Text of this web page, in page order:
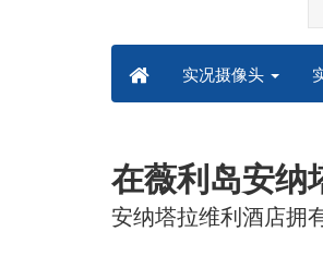
实况摄像头
在薇利岛安纳
安纳塔拉维利酒店拥